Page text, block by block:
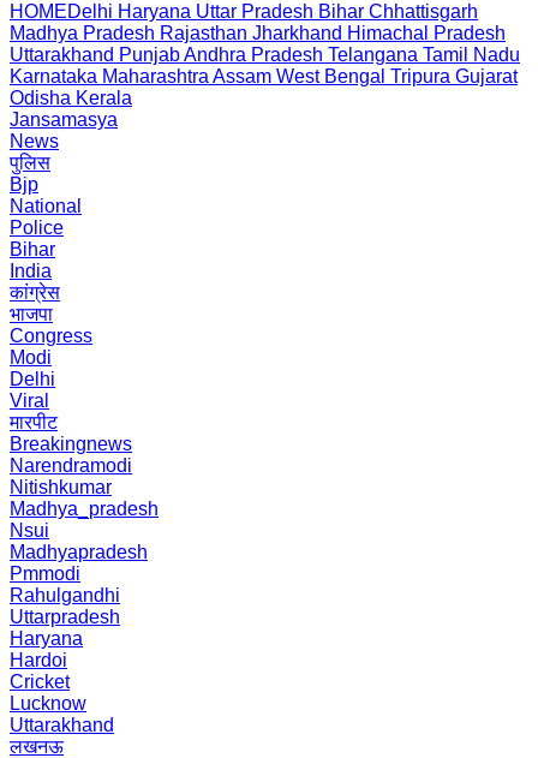
HOMEDelhi Haryana Uttar Pradesh Bihar Chhattisgarh
Madhya Pradesh Rajasthan Jharkhand Himachal Pradesh
Uttarakhand PunjabAndhra Pradesh Telangana Tamil Nadu
Karnataka Maharashtra Assam West Bengal Tripura Gujarat
Odisha Kerala
Jansamasya
News
पुलिस
Bjp
National
Police
Bihar
India
कांग्रेस
भाजपा
Congress
Modi
Delhi
Viral
मारपीट
Breakingnews
Narendramodi
Nitishkumar
Madhya_pradesh
Nsui
Madhyapradesh
Pmmodi
Rahulgandhi
Uttarpradesh
Haryana
Hardoi
Cricket
Lucknow
Uttarakhand
लखनऊ